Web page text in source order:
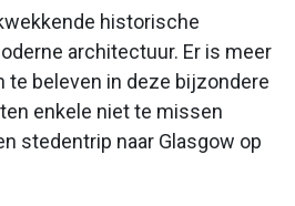
historische
architectuur. Er is meer
te beleven in deze bijzondere
enkele niet te missen
stedentrip naar Glasgow op